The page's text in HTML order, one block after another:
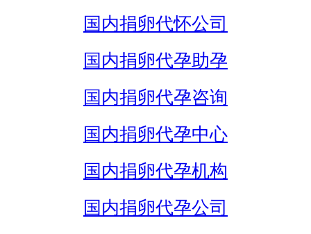
国内捐卵代怀公司
国内捐卵代孕助孕
国内捐卵代孕咨询
国内捐卵代孕中心
国内捐卵代孕机构
国内捐卵代孕公司